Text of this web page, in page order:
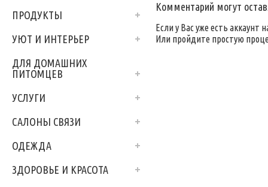
ПРОДУКТЫ
УЮТ И ИНТЕРЬЕР
ДЛЯ ДОМАШНИХ
ПИТОМЦЕВ
УСЛУГИ
САЛОНЫ СВЯЗИ
ОДЕЖДА
ЗДОРОВЬЕ И КРАСОТА
Комментарий могут
Если у Вас уже есть аккаунт
Или пройдите простую